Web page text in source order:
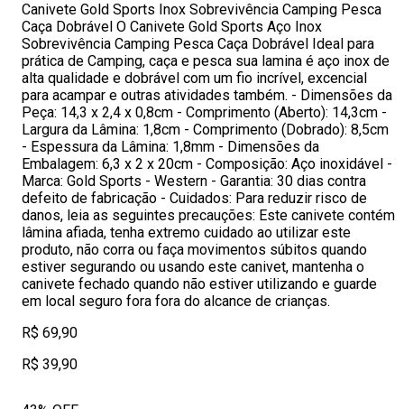
Canivete Gold Sports Inox Sobrevivência Camping Pesca
Caça Dobrável O Canivete Gold Sports Aço Inox
Sobrevivência Camping Pesca Caça Dobrável Ideal para
prática de Camping, caça e pesca sua lamina é aço inox de
alta qualidade e dobrável com um fio incrível, excencial
para acampar e outras atividades também. - Dimensões da
Peça: 14,3 x 2,4 x 0,8cm - Comprimento (Aberto): 14,3cm -
Largura da Lâmina: 1,8cm - Comprimento (Dobrado): 8,5cm
- Espessura da Lâmina: 1,8mm - Dimensões da
Embalagem: 6,3 x 2 x 20cm - Composição: Aço inoxidável -
Marca: Gold Sports - Western - Garantia: 30 dias contra
defeito de fabricação - Cuidados: Para reduzir risco de
danos, leia as seguintes precauções: Este canivete contém
lâmina afiada, tenha extremo cuidado ao utilizar este
produto, não corra ou faça movimentos súbitos quando
estiver segurando ou usando este canivet, mantenha o
canivete fechado quando não estiver utilizando e guarde
em local seguro fora fora do alcance de crianças.
R$ 69,90
R$ 39,90